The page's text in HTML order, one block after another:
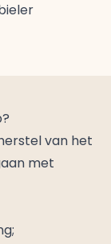
van het
met